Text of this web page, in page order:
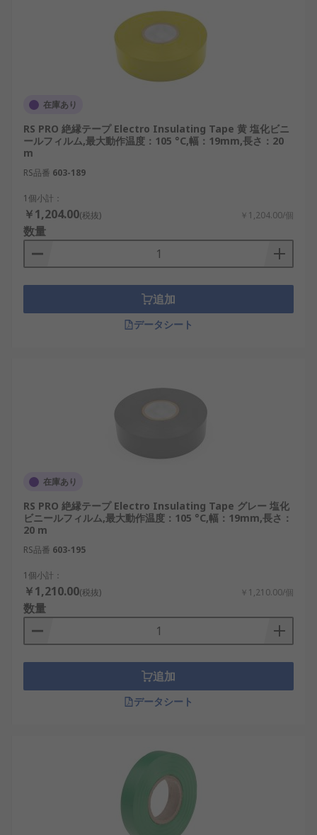
在庫あり
RS PRO 絶縁テープ Electro Insulating Tape 黄 塩化ビニ
ールフィルム,最大動作温度：105 °C,幅：19mm,長さ：20
m
RS品番 603-189
1個小計：
￥1,204.00(税抜) ￥1,204.00/個
数量
追加
データシート
在庫あり
RS PRO 絶縁テープ Electro Insulating Tape グレー 塩化
ビニールフィルム,最大動作温度：105 °C,幅：19mm,長さ：
20 m
RS品番 603-195
1個小計：
￥1,210.00(税抜) ￥1,210.00/個
数量
追加
データシート